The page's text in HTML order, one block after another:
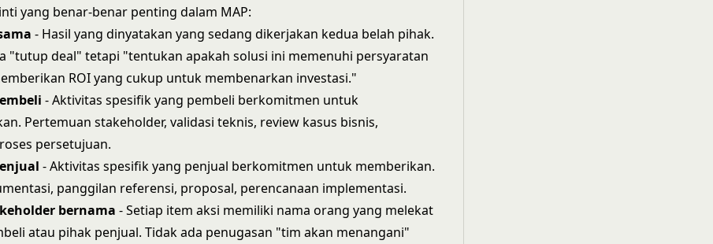
yang benar-benar penting dalam MAP:
- Hasil yang dinyatakan yang sedang dikerjakan kedua belah pihak.
"tutup deal" tetapi "tentukan apakah solusi ini memenuhi persyaratan
ROI yang cukup untuk membenarkan investasi."
- Aktivitas spesifik yang pembeli berkomitmen untuk
Pertemuan stakeholder, validasi teknis, review kasus bisnis,
persetujuan.
- Aktivitas spesifik yang penjual berkomitmen untuk memberikan.
panggilan referensi, proposal, perencanaan implementasi.
bernama - Setiap item aksi memiliki nama orang yang melekat
atau pihak penjual. Tidak ada penugasan "tim akan menangani"